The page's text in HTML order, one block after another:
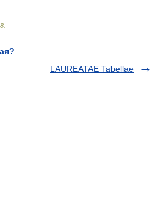
LAUREATAE Tabellae